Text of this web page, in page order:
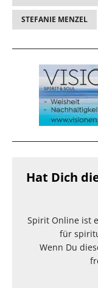
STEFANIE MENZEL
Hat Dich
Spirit Online ist
für
Wenn Du